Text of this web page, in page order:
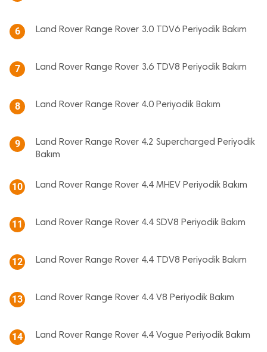
6 Land Rover Range Rover 3.0 TDV6 Periyodik Bakım
7 Land Rover Range Rover 3.6 TDV8 Periyodik Bakım
8 Land Rover Range Rover 4.0 Periyodik Bakım
9
Land Rover Range Rover 4.2 Supercharged Periyodik
Bakım
10 Land Rover Range Rover 4.4 MHEV Periyodik Bakım
11 Land Rover Range Rover 4.4 SDV8 Periyodik Bakım
12 Land Rover Range Rover 4.4 TDV8 Periyodik Bakım
13 Land Rover Range Rover 4.4 V8 Periyodik Bakım
14 Land Rover Range Rover 4.4 Vogue Periyodik Bakım